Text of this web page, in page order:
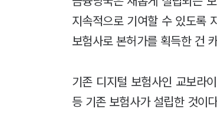
지속적으로 기여할 수 있도록
보험사로 본허가를 획득한 건
기존 디지털 보험사인 교보라
등 기존 보험사가 설립한 것이